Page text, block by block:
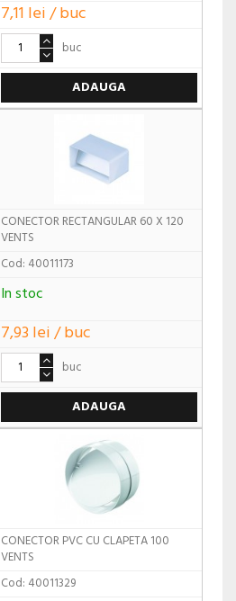
7,11 lei / buc
buc
ADAUGA
CONECTOR RECTANGULAR 60 X 120
VENTS
Cod: 40011173
In stoc
7,93 lei / buc
buc
ADAUGA
CONECTOR PVC CU CLAPETA 100
VENTS
Cod: 40011329